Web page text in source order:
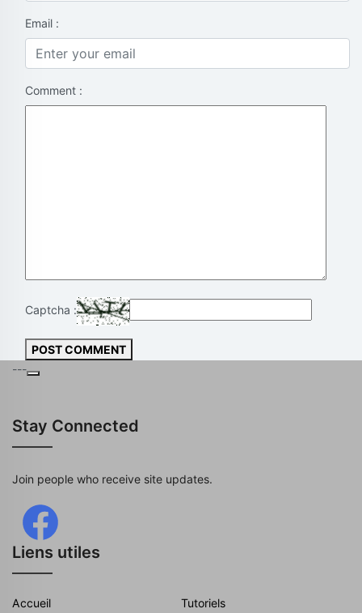
Email :
Comment :
Captcha :
POST COMMENT
---
Stay Connected
Join people who receive site updates.
Liens utiles
Accueil Tutoriels